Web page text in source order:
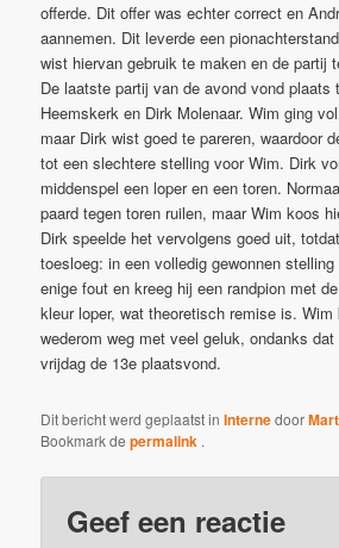
offerde. Dit offer was echter correct en
aannemen. Dit leverde een
wist hiervan gebruik te maken en de partij
De laatste partij van de avond vond plaats
Heemskerk en Dirk Molenaar. Wim ging
maar Dirk wist goed te pareren, waardoor
tot een slechtere stelling voor Wim. Dirk
middenspel een loper en een toren.
paard tegen toren ruilen, maar Wim koos
Dirk speelde het vervolgens goed uit,
toesloeg: in een volledig gewonnen
enige fout en kreeg hij een randpion met
kleur loper, wat theoretisch remise is. Wim
wederom weg met veel geluk, ondanks
vrijdag de 13e plaatsvond.
Dit bericht werd geplaatst inInternedoor
Bookmark depermalink .
Geef een reactie